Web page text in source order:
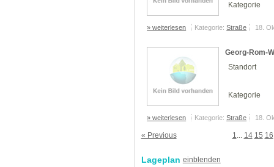
Kategorie
» weiterlesen Kategorie:Straße 18.
Georg-Rom-
Standort
Kategorie
» weiterlesen Kategorie:Straße 18.
« Previous 1... 14 15 16
Lageplan einblenden